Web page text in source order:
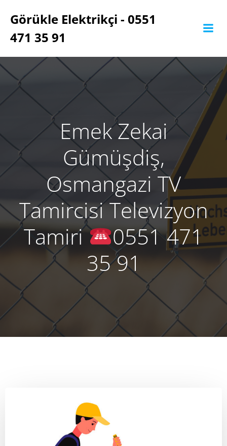
geç
Görükle Elektrikçi - 0551
471 35 91
Emek Zekai
Gümüşdiş,
Osmangazi TV
Tamircisi Televizyon
Tamiri
0551 471
35 91